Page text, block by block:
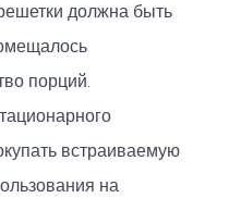
должна быть
порций.
встраиваемую
на